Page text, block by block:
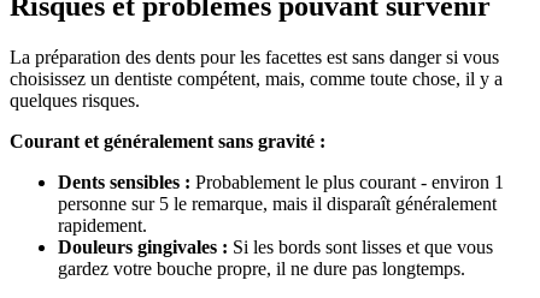
Risques et problèmes pouvant survenir
La préparation des dents pour les facettes est sans danger si vous
choisissez un dentiste compétent, mais, comme toute chose, il y a
quelques risques.
Courant et généralement sans gravité :
Dents sensibles : Probablement le plus courant - environ 1
personne sur 5 le remarque, mais il disparaît généralement
rapidement.
Douleurs gingivales : Si les bords sont lisses et que vous
gardez votre bouche propre, il ne dure pas longtemps.